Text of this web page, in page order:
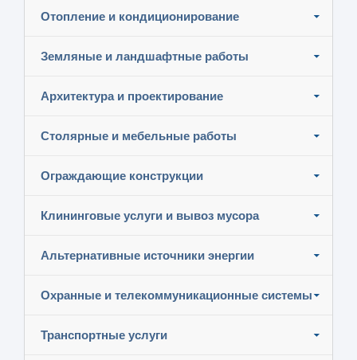
Отопление и кондиционирование
Земляные и ландшафтные работы
Архитектура и проектирование
Столярные и мебельные работы
Ограждающие конструкции
Клининговые услуги и вывоз мусора
Альтернативные источники энергии
Охранные и телекоммуникационные системы
Транспортные услуги